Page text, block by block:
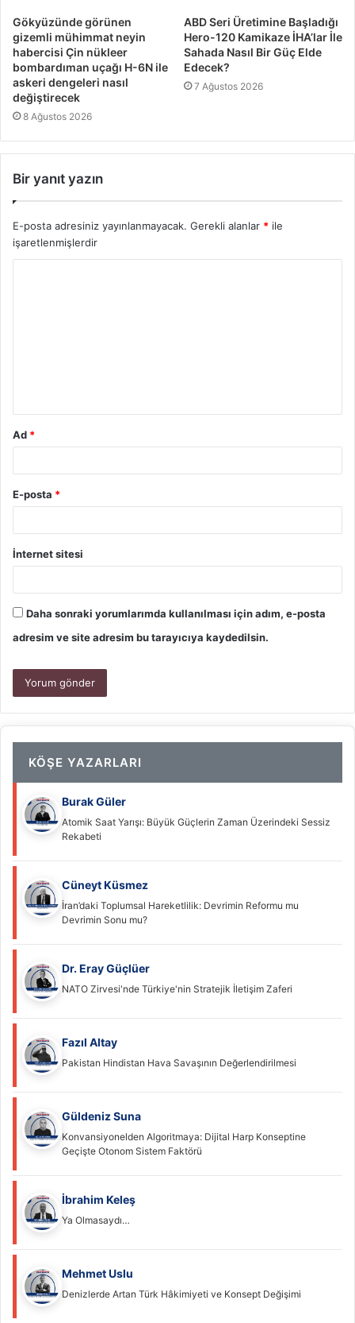
Gökyüzünde görünen
gizemli mühimmat neyin
habercisi Çin nükleer
bombardıman uçağı H-6N ile
askeri dengeleri nasıl
değiştirecek
8 Ağustos 2026
ABD Seri Üretimine Başladığı
Hero-120 Kamikaze İHA’lar İle
Sahada Nasıl Bir Güç Elde
Edecek?
7 Ağustos 2026
Bir yanıt yazın
E-posta adresiniz yayınlanmayacak. Gerekli alanlar * ile
işaretlenmişlerdir
Ad *
E-posta *
İnternet sitesi
Daha sonraki yorumlarımda kullanılması için adım, e-posta
adresim ve site adresim bu tarayıcıya kaydedilsin.
KÖŞE YAZARLARI
Burak Güler
Atomik Saat Yarışı: Büyük Güçlerin Zaman Üzerindeki Sessiz
Rekabeti
Cüneyt Küsmez
İran’daki Toplumsal Hareketlilik: Devrimin Reformu mu
Devrimin Sonu mu?
Dr. Eray Güçlüer
NATO Zirvesi'nde Türkiye'nin Stratejik İletişim Zaferi
Fazıl Altay
Pakistan Hindistan Hava Savaşının Değerlendirilmesi
Güldeniz Suna
Konvansiyonelden Algoritmaya: Dijital Harp Konseptine
Geçişte Otonom Sistem Faktörü
İbrahim Keleş
Ya Olmasaydı…
Mehmet Uslu
Denizlerde Artan Türk Hâkimiyeti ve Konsept Değişimi